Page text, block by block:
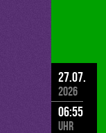
27.07.
2026
06:55
Uhr